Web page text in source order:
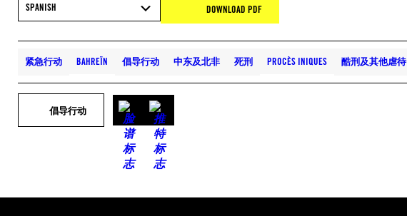
SPANISH DOWNLOAD PDF
紧急行动 BAHREÏN 倡导行动 中东及北非 死刑 PROCÈS INIQUES 酷刑及其他虐待
倡导行动